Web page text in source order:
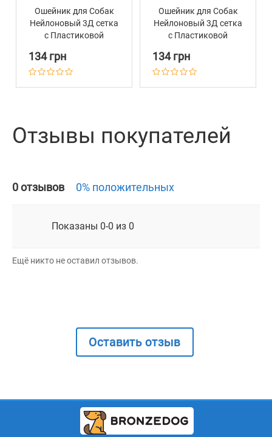
Ошейник для Собак
Нейлоновый 3Д сетка
c Пластиковой
Mesh Красный
134 грн
Ошейник для Собак
Нейлоновый 3Д сетка
c Пластиковой
Mesh Лимонный
134 грн
Отзывы покупателей
0 отзывов 0% положительных
Показаны 0-0 из 0
Ещё никто не оставил отзывов.
Оставить отзыв